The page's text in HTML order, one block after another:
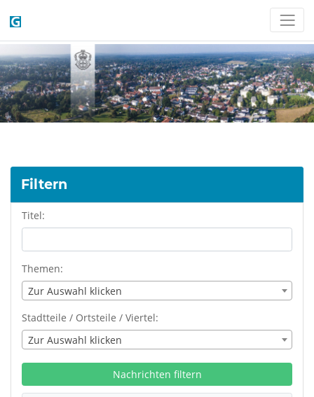
Filtern
Titel:
Themen:
Zur Auswahl klicken
Stadtteile / Ortsteile / Viertel:
Zur Auswahl klicken
Nachrichten filtern